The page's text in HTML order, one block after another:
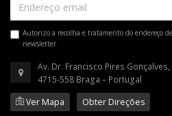
Autorizo a recolha e tratamento do endereço
newsletter
Av. Dr. Francisco Pires Gonçalves,
4715-558 Braga – Portugal
Ver Mapa
Obter Direções